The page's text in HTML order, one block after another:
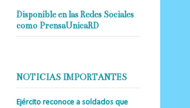
Disponible en las Redes Sociales
como PrensaUnicaRD
NOTICIAS IMPORTANTES
Ejército reconoce a soldados que